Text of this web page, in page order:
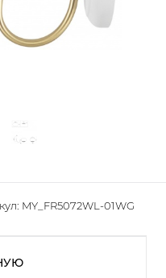
MY_FR5072WL-01WG